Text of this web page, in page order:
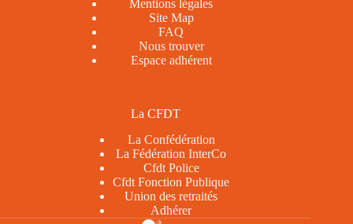
Mentions légales
Site Map
FAQ
Nous trouver
Espace adhérent
La CFDT
La Confédération
La Fédération InterCo
Cfdt Police
Cfdt Fonction Publique
Union des retraités
Adhérer